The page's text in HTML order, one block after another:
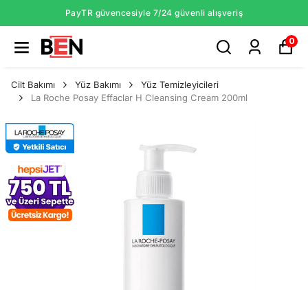
PayTR güvencesiyle 7/24 güvenli alışveriş
0
Cilt Bakımı Yüz Bakımı
Yüz Temizleyicileri
La Roche Posay Effaclar H Cleansing Cream 200ml